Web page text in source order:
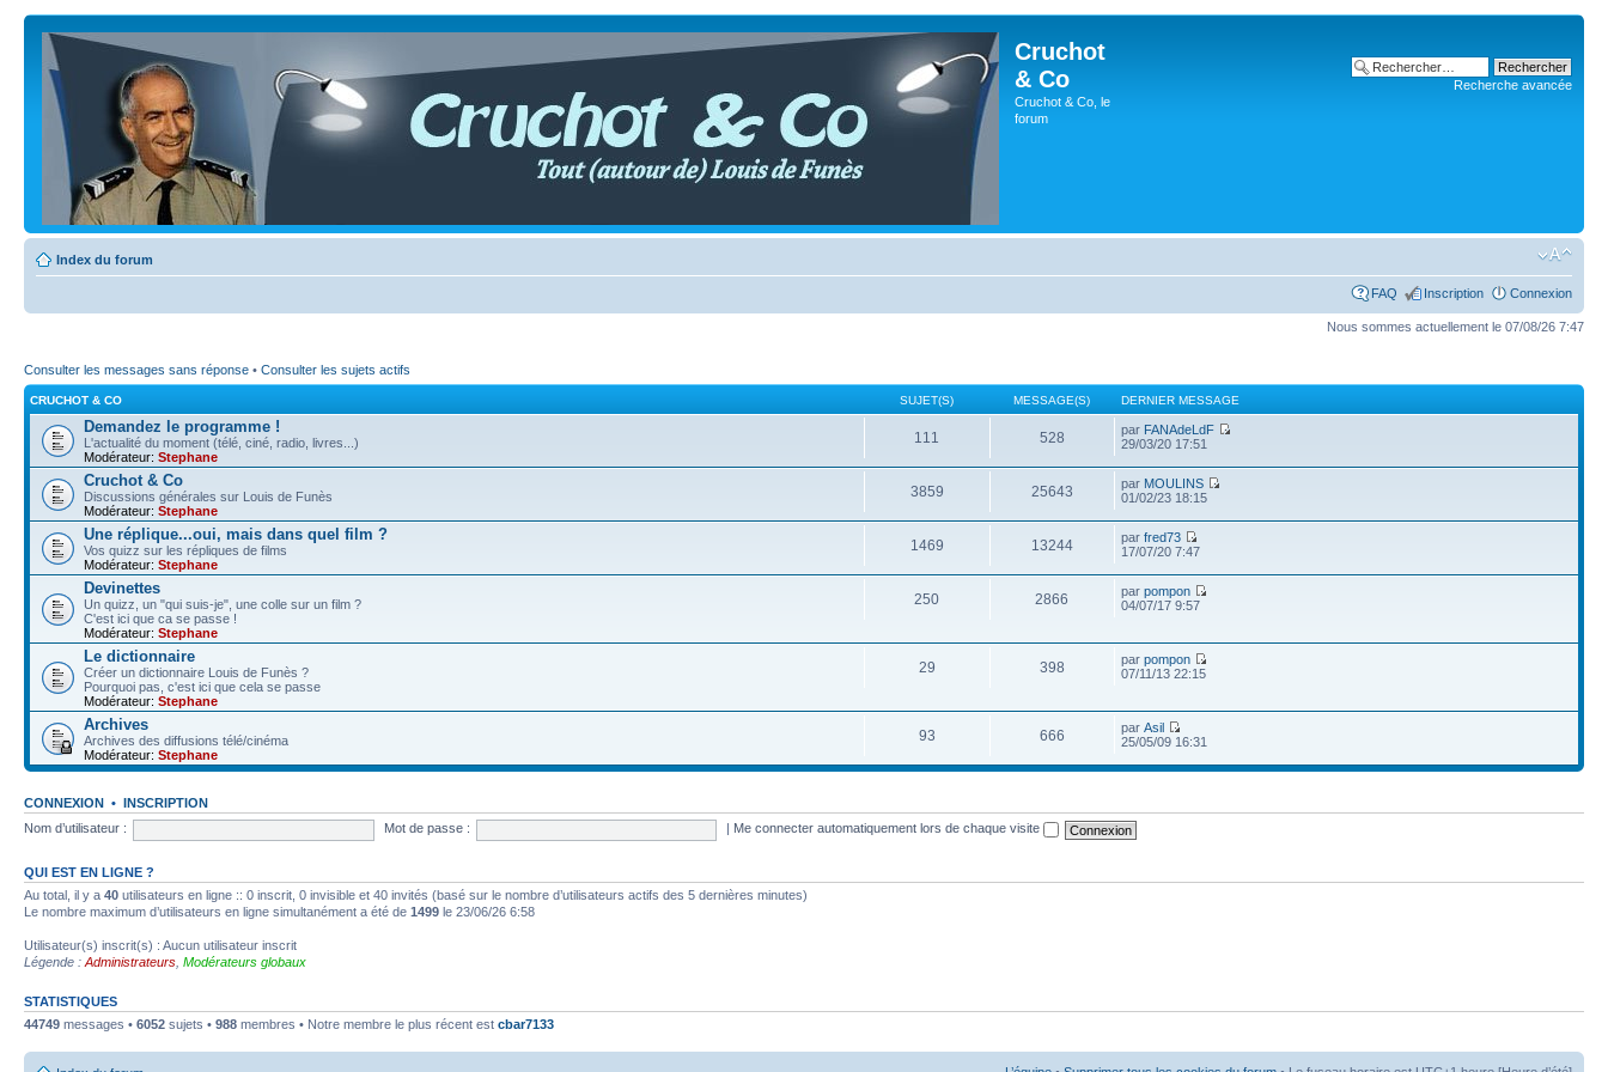
Cruchot
& Co
Cruchot & Co, le
forum
Recherche avancée
Index du forum
FAQ Inscription Connexion
Nous sommes actuellement le 07/08/26 7:47
Consulter les messages sans réponse • Consulter les sujets actifs
CRUCHOT & CO SUJET(S) MESSAGE(S) DERNIER MESSAGE
Demandez le programme !
L'actualité du moment (télé, ciné, radio, livres...)
Modérateur: Stephane
111 528 par FANAdeLdF
29/03/20 17:51
Cruchot & Co
Discussions générales sur Louis de Funès
Modérateur: Stephane
3859 25643 par MOULINS
01/02/23 18:15
Une réplique...oui, mais dans quel film ?
Vos quizz sur les répliques de films
Modérateur: Stephane
1469 13244 parfred73
17/07/20 7:47
Devinettes
Un quizz, un "qui suis-je", une colle sur un film ?
C'est ici que ca se passe !
Modérateur: Stephane
250 2866 parpompon
04/07/17 9:57
Le dictionnaire
Créer un dictionnaire Louis de Funès ?
Pourquoi pas, c'est ici que cela se passe
Modérateur: Stephane
29 398 parpompon
07/11/13 22:15
Archives
Archives des diffusions télé/cinéma
Modérateur: Stephane
93 666 parAsil
25/05/09 16:31
CONNEXION • INSCRIPTION
Nom d’utilisateur :
Mot de passe : Me connecter automatiquement lors de chaque visite
QUI EST EN LIGNE ?
Au total, il y a 40 utilisateurs en ligne :: 0 inscrit, 0 invisible et 40 invités (basé sur le nombre d’utilisateurs actifs des 5 dernières minutes)
Le nombre maximum d’utilisateurs en ligne simultanément a été de 1499 le 23/06/26 6:58
Utilisateur(s) inscrit(s) : Aucun utilisateur inscrit
Légende : Administrateurs Modérateurs globaux
STATISTIQUES
44749 messages • 6052 sujets • 988 membres • Notre membre le plus récent est cbar7133